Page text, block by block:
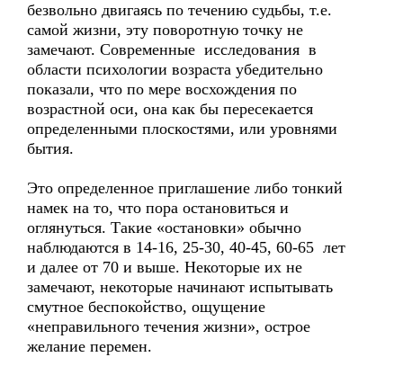
безвольно двигаясь по течению судьбы, т.е.
самой жизни, эту поворотную точку не
замечают. Современные исследования в
области психологии возраста убедительно
показали, что по мере восхождения по
возрастной оси, она как бы пересекается
определенными плоскостями, или уровнями
бытия.
Это определенное приглашение либо тонкий
намек на то, что пора остановиться и
оглянуться. Такие «остановки» обычно
наблюдаются в 14-16, 25-30, 40-45, 60-65 лет
и далее от 70 и выше. Некоторые их не
замечают, некоторые начинают испытывать
смутное беспокойство, ощущение
«неправильного течения жизни», острое
желание перемен.